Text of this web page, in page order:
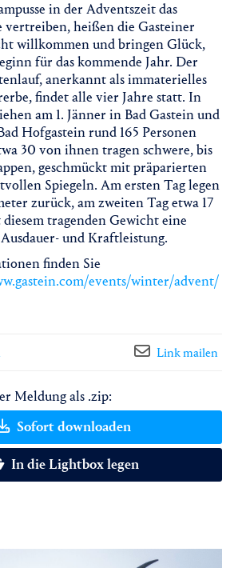
in der Adventszeit das
vertreiben, heißen die Gasteiner
willkommen und bringen Glück,
für das kommende Jahr. Der
anerkannt als immaterielles
findet alle vier Jahre statt. In
am 1. Jänner in Bad Gastein und
Hofgastein rund 165 Personen
30 von ihnen tragen schwere, bis
geschmückt mit präparierten
Spiegeln. Am ersten Tag legen
zurück, am zweiten Tag etwa 17
tragenden Gewicht eine
und Kraftleistung.
finden Sie
events/winter/advent/
Link mailen
Meldung als .zip:
Sofort downloaden
In die Lightbox legen